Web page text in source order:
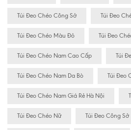
Túi Đeo Chéo Công Sở Túi Đeo
Túi Đeo Chéo Màu Đỏ Túi Đeo
Túi Đeo Chéo Nam Cao Cấp Túi
Túi Đeo Chéo Nam Da Bò Túi Đeo
Túi Đeo Chéo Nam Giá Rẻ Hà Nội
Túi Đeo Chéo Nữ Túi Đeo Công Sở